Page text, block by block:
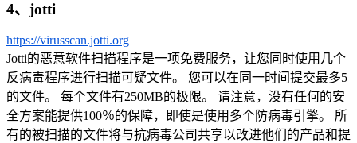
4、jotti
https://virusscan.jotti.org
Jotti的恶意软件扫描程序是一项免费服务，让您同时使用几个
反病毒程序进行扫描可疑文件。 您可以在同一时间提交最多5
的文件。 每个文件有250MB的极限。 请注意，没有任何的安
全方案能提供100％的保障，即使是使用多个防病毒引擎。 所
有的被扫描的文件将与抗病毒公司共享以改进他们的产品和提